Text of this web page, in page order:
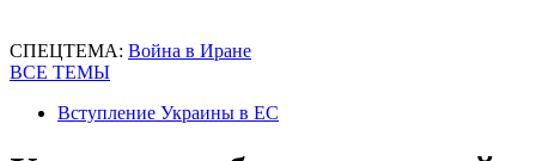
СПЕЦТЕМА: Война в Иране
ВСЕ ТЕМЫ
Вступление Украины в ЕС